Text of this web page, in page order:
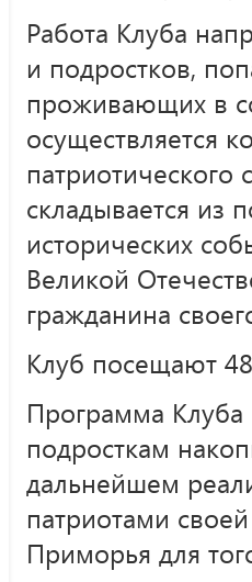
Работа Клуба
и подростков,
проживающих в
осуществляется
патриотического
складывается из
исторических
Великой
гражданина
Клуб посещают
Программа Клуба
подросткам
дальнейшем
патриотами
Приморья для